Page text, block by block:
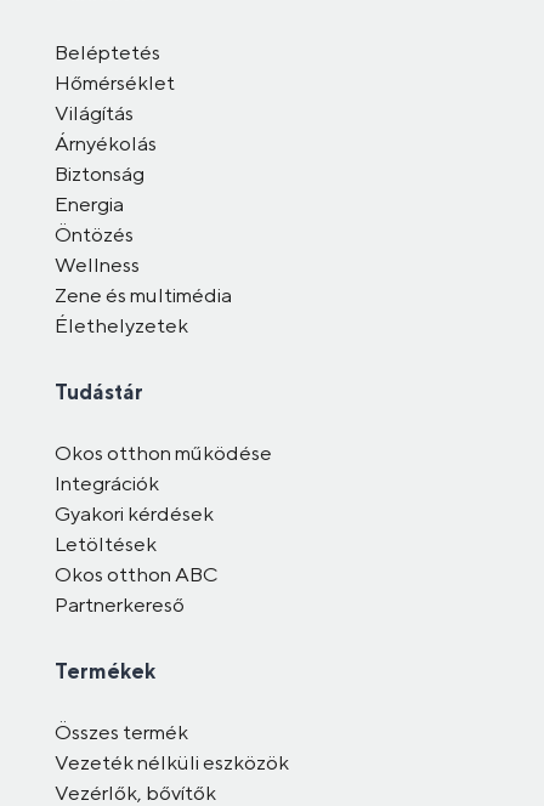
Beléptetés
Hőmérséklet
Világítás
Árnyékolás
Biztonság
Energia
Öntözés
Wellness
Zene és multimédia
Élethelyzetek
Tudástár
Okos otthon működése
Integrációk
Gyakori kérdések
Letöltések
Okos otthon ABC
Partnerkereső
Termékek
Összes termék
Vezeték nélküli eszközök
Vezérlők, bővítők